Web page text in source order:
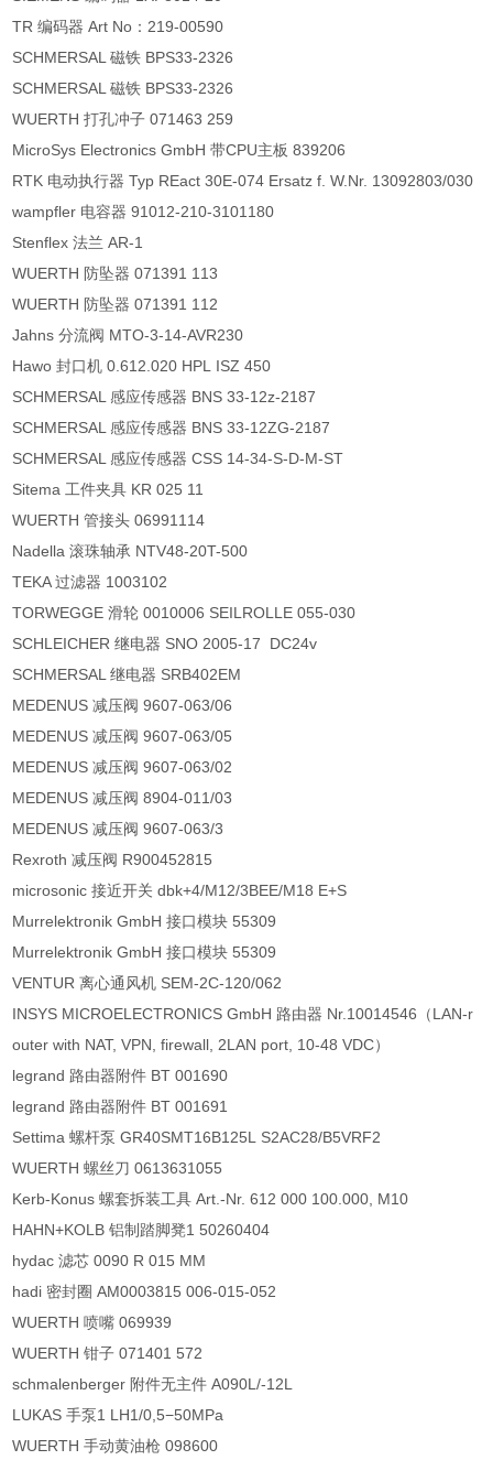
TR 编码器 Art No：219-00590
SCHMERSAL 磁铁 BPS33-2326
SCHMERSAL 磁铁 BPS33-2326
WUERTH 打孔冲子 071463 259
MicroSys Electronics GmbH 带CPU主板 839206
RTK 电动执行器 Typ REact 30E-074 Ersatz f. W.Nr. 13092803/030
wampfler 电容器 91012-210-3101180
Stenflex 法兰 AR-1
WUERTH 防坠器 071391 113
WUERTH 防坠器 071391 112
Jahns 分流阀 MTO-3-14-AVR230
Hawo 封口机 0.612.020 HPL ISZ 450
SCHMERSAL 感应传感器 BNS 33-12z-2187
SCHMERSAL 感应传感器 BNS 33-12ZG-2187
SCHMERSAL 感应传感器 CSS 14-34-S-D-M-ST
Sitema 工件夹具 KR 025 11
WUERTH 管接头 06991114
Nadella 滚珠轴承 NTV48-20T-500
TEKA 过滤器 1003102
TORWEGGE 滑轮 0010006 SEILROLLE 055-030
SCHLEICHER 继电器 SNO 2005-17 DC24v
SCHMERSAL 继电器 SRB402EM
MEDENUS 减压阀 9607-063/06
MEDENUS 减压阀 9607-063/05
MEDENUS 减压阀 9607-063/02
MEDENUS 减压阀 8904-011/03
MEDENUS 减压阀 9607-063/3
Rexroth 减压阀 R900452815
microsonic 接近开关 dbk+4/M12/3BEE/M18 E+S
Murrelektronik GmbH 接口模块 55309
Murrelektronik GmbH 接口模块 55309
VENTUR 离心通风机 SEM-2C-120/062
INSYS MICROELECTRONICS GmbH 路由器 Nr.10014546（LAN-r
outer with NAT, VPN, firewall, 2LAN port, 10-48 VDC）
legrand 路由器附件 BT 001690
legrand 路由器附件 BT 001691
Settima 螺杆泵 GR40SMT16B125L S2AC28/B5VRF2
WUERTH 螺丝刀 0613631055
Kerb-Konus 螺套拆装工具 Art.-Nr. 612 000 100.000, M10
HAHN+KOLB 铝制踏脚凳1 50260404
hydac 滤芯 0090 R 015 MM
hadi 密封圈 AM0003815 006-015-052
WUERTH 喷嘴 069939
WUERTH 钳子 071401 572
schmalenberger 附件无主件 A090L/-12L
LUKAS 手泵1 LH1/0,5−50MPa
WUERTH 手动黄油枪 098600